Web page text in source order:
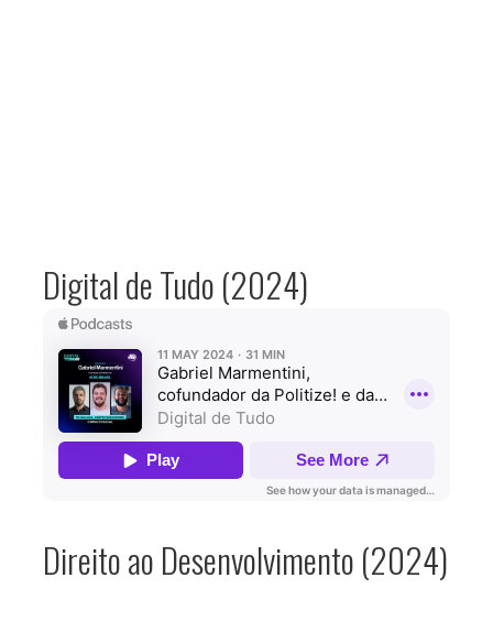
Digital de Tudo (2024)
Direito ao Desenvolvimento (2024)